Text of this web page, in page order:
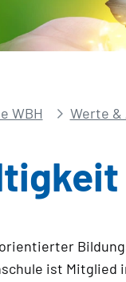
WBH Werte &
ist Mitglied